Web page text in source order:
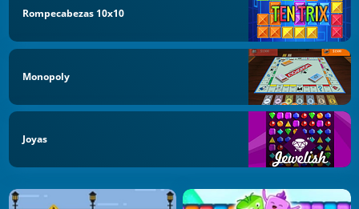
Rompecabezas 10x10
Monopoly
Joyas